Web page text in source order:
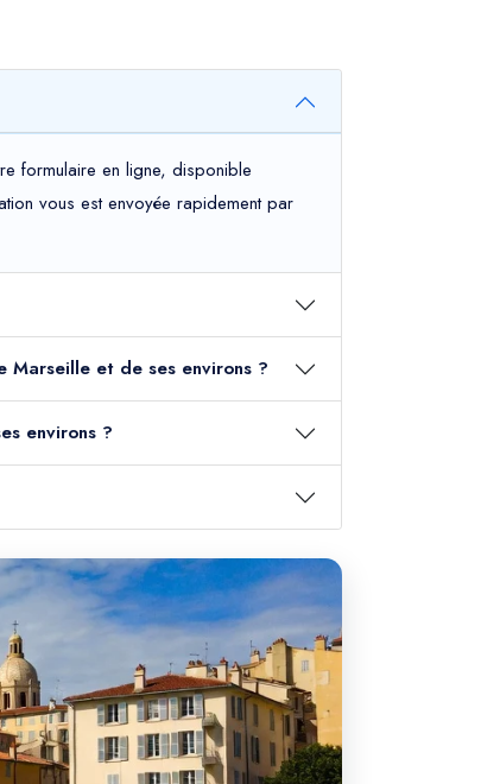
formulaire en ligne, disponible
vous est envoyée rapidement par
et de ses environs ?
environs ?